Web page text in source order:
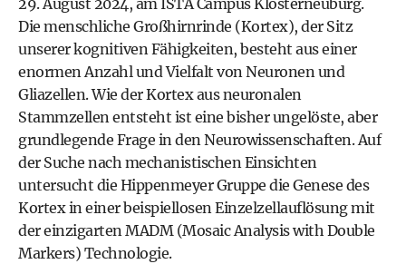
29. August 2024, am ISTA Campus Klosterneuburg.
Die menschliche Großhirnrinde (Kortex), der Sitz
unserer kognitiven Fähigkeiten, besteht aus einer
enormen Anzahl und Vielfalt von Neuronen und
Gliazellen. Wie der Kortex aus neuronalen
Stammzellen entsteht ist eine bisher ungelöste, aber
grundlegende Frage in den Neurowissenschaften. Auf
der Suche nach mechanistischen Einsichten
untersucht die Hippenmeyer Gruppe die Genese des
Kortex in einer beispiellosen Einzelzellauflösung mit
der einzigarten MADM (Mosaic Analysis with Double
Markers) Technologie.